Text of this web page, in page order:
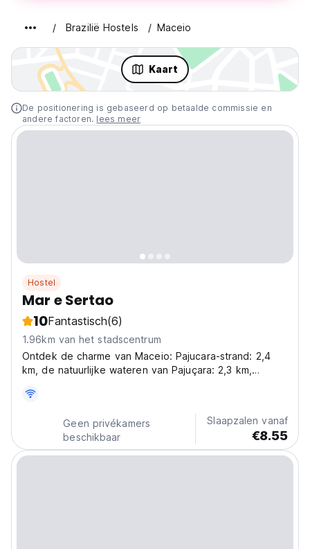
Brazilië Hostels Maceio
Kaart
De positionering is gebaseerd op betaalde commissie en
andere factoren. lees meer
Hostel
Mar e Sertao
10Fantastisch(6)
1.96km van het stadscentrum
Ontdek de charme van Maceio: Pajucara-strand: 2,4
km, de natuurlijke wateren van Pajuçara: 2,3 km,
km.
Geen privékamers
beschikbaar
Slaapzalen vanaf
€8.55